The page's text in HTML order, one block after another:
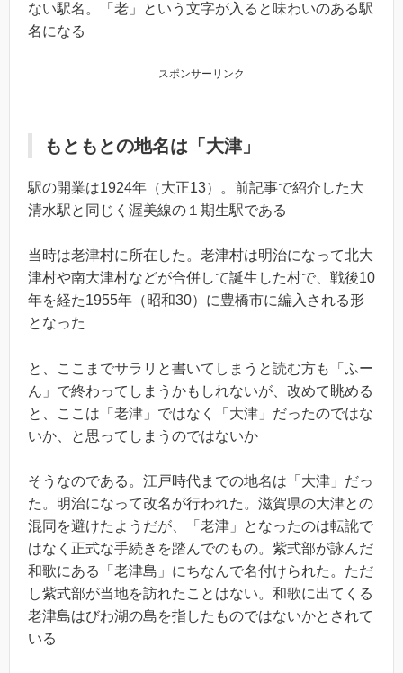
ない駅名。「老」という文字が入ると味わいのある駅
名になる
スポンサーリンク
もともとの地名は「大津」
駅の開業は1924年（大正13）。前記事で紹介した大
清水駅と同じく渥美線の１期生駅である
当時は老津村に所在した。老津村は明治になって北大
津村や南大津村などが合併して誕生した村で、戦後10
年を経た1955年（昭和30）に豊橋市に編入される形
となった
と、ここまでサラリと書いてしまうと読む方も「ふー
ん」で終わってしまうかもしれないが、改めて眺める
と、ここは「老津」ではなく「大津」だったのではな
いか、と思ってしまうのではないか
そうなのである。江戸時代までの地名は「大津」だっ
た。明治になって改名が行われた。滋賀県の大津との
混同を避けたようだが、「老津」となったのは転訛で
はなく正式な手続きを踏んでのもの。紫式部が詠んだ
和歌にある「老津島」にちなんで名付けられた。ただ
し紫式部が当地を訪れたことはない。和歌に出てくる
老津島はびわ湖の島を指したものではないかとされて
いる